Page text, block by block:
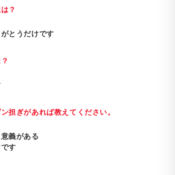
？
とうだけです
担ぎがあれば教えてください。
義がある
す